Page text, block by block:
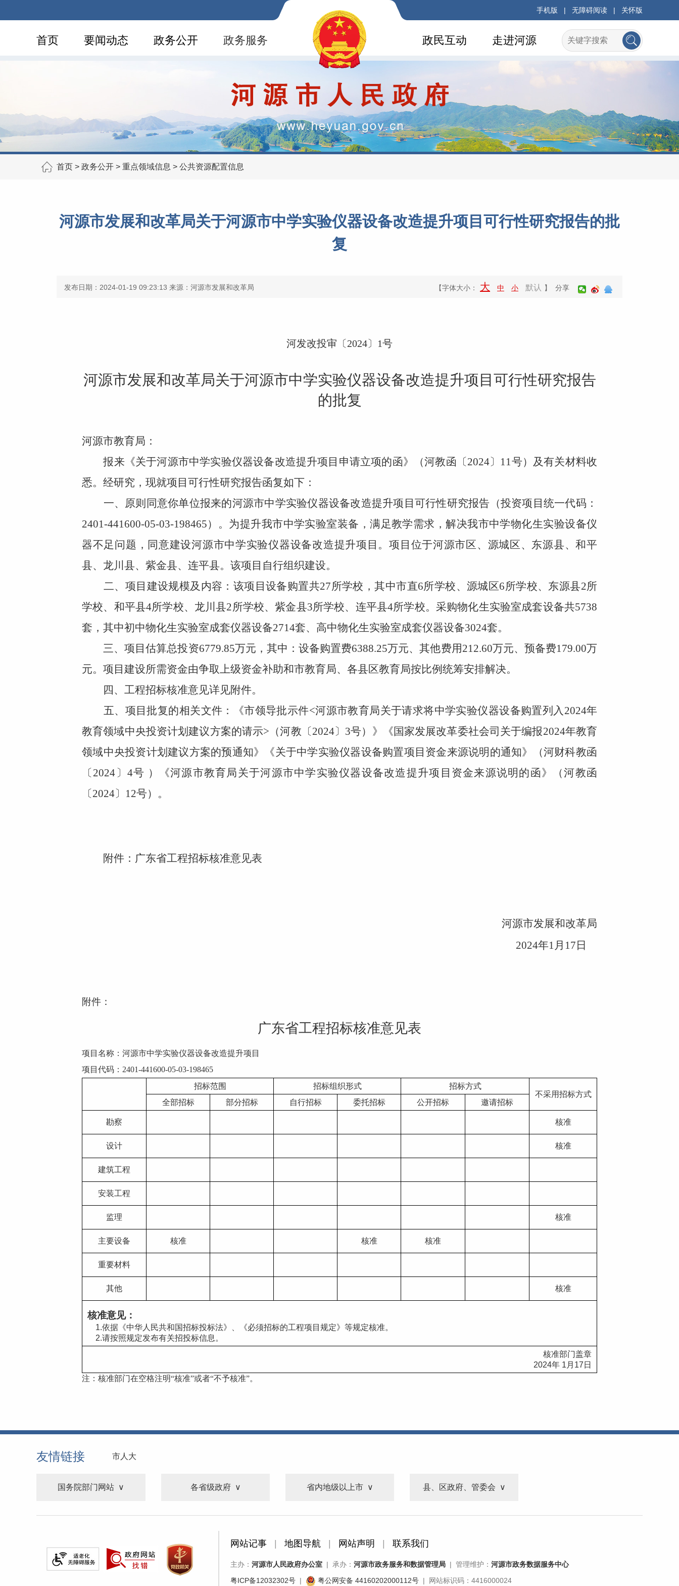
手机版 | 无障碍阅读 | 关怀版
首页 要闻动态 政务公开 政务服务 走进河源
政民互动
首页 > 政务公开 > 重点领域信息 > 公共资源配置信息
河源市发展和改革局关于河源市中学实验仪器设备改造提升项目可行性研究报告的批
复
发布日期：2024-01-19 09:23:13 来源：河源市发展和改革局 【字体大小： 大 中 小 默认 】 分享
河发改投审〔 2024〕 1号
河源市发展和改革局关于河源市中学实验仪器设备改造提升项目可行性研究报告
的批复
河源市教育局：
报来《关于河源市中学实验仪器设备改造提升项目申请立项的函》（河教函〔2024〕 11号）及有关材料收
悉。经研究，现就项目可行性研究报告函复如下：
一、原则同意你单位报来的河源市中学实验仪器设备改造提升项目可行性研究报告（投资项目统一代码：
2401-441600-05-03-198465）。为提升我市中学实验室装备，满足教学需求，解决我市中学物化生实验设备仪
器不足问题，同意建设河源市中学实验仪器设备改造提升项目。项目位于河源市区、源城区、东源县、和平
县、龙川县、紫金县、连平县。该项目自行组织建设。
二、项目建设规模及内容：该项目设备购置共27所学校，其中市直6所学校、源城区6所学校、东源县2所
学校、和平县4所学校、龙川县2所学校、紫金县3所学校、连平县4所学校。采购物化生实验室成套设备共5738
套，其中初中物化生实验室成套仪器设备2714套、高中物化生实验室成套仪器设备3024套。
三、项目估算总投资6779.85万元，其中：设备购置费6388.25万元、其他费用212.60万元、预备费179.00万
元。项目建设所需资金由争取上级资金补助和市教育局、各县区教育局按比例统筹安排解决。
四、工程招标核准意见详见附件。
五、项目批复的相关文件：《市领导批示件<河源市教育局关于请求将中学实验仪器设备购置列入 2024年
教育领域中央投资计划建议方案的请示> （河教〔2024〕 3号）》《国家发展改革委社会司关于编报2024年教育
领域中央投资计划建议方案的预通知》《关于中学实验仪器设备购置项目资金来源说明的通知》（河财科教函
〔 2024 〕 4号 ）《河源市教育局关于河源市中学实验仪器设备改造提升项目资金来源说明的函》（河教函
〔2024〕 12号）。
附件：广东省工程招标核准意见表
河源市发展和改革局
2024年1月 17 日
附件：
广东省工程招标核准意见表
项目名称： 河源市中学实验仪器设备改造提升项目
项目代码： 2401-441600-05-03-198465
招标范围
招标组织形式
招标方式
不采用招标方式
全部招标
部分招标 自行招标 委托招标 公开招标 邀请招标
勘察 核准
设计 核准
建筑工程
安装工程
监理 核准
主要设备 核准 核准 核准
重要材料
其他 核准
核准意见：
1.依据《中华人民共和国招标投标法》、《必须招标的工程项目规定》等规定核准。
2.请按照规定发布有关招投标信息。
核准部门盖章
2024年 1 月 17 日
注：核准部门在空格注明“核准”或者“不予核准”。
友情链接 市人大
国务院部门网站 各省级政府 省内地级以上市 县、区政府、管委会
网站记事 地图导航 网站声明 联系我们
主办： 河源市人民政府办公室 | 承办： 河源市政务服务和数据管理局 | 管理维护： 河源市政务数据服务中心
粤ICP备12032302号 | 粤公网安备 44160202000112号 | 网站标识码：4416000024